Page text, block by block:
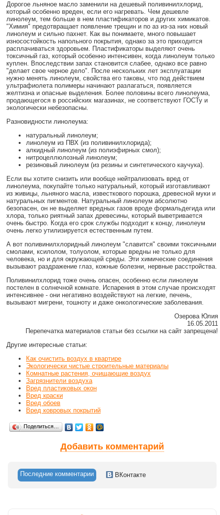
Дорогое льняное масло заменили на дешевый поливинилхлорид,
который особенно вреден, если его нагревать. Чем дешевле
линолеум, тем больше в нем пластификаторов и других химикатов.
"Химия" предотвращает появление трещин и по аз из-за них новый
линолеум и сильно пахнет. Как вы понимаете, много повышает
износостойкость напольного покрытия, однако за это приходится
расплачиваться здоровьем. Пластификаторы выделяют очень
токсичный газ, который особенно интенсивен, когда линолеум только
куплен. Впоследствии запах становится слабее, однако все равно
"делает свое черное дело". После нескольких лет эксплуатации
нужно менять линолеум, свойства его таковы, что под действием
ультрафиолета полимеры начинают разлагаться, появляется
желтизна и опасные выделения. Более половины всего линолеума,
продающегося в российских магазинах, не соответствуют ГОСТу и
экологически небезопасны.
Разновидности линолеума:
натуральный линолеум;
линолеум из ПВХ (из поливинилхлорида);
алкидный линолеум (из полиэфирных смол);
нитроцеллюлозный линолеум;
резиновый линолеум (из резины и синтетического каучука).
Если вы хотите снизить или вообще нейтрализовать вред от
линолеума, покупайте только натуральный, который изготавливают
из живицы, льняного масла, известкового порошка, древесной муки и
натуральных пигментов. Натуральный линолеум абсолютно
безопасен, он не выделяет вредных газов вроде формальдегида или
хлора, только риятный запах древесины, который выветривается
очень быстро. Когда его срок службы подходит к концу, линолеум
очень легко утилизируется естественным путем.
А вот поливинилхлоридный линолеум "славится" своими токсичными
смолами, ксилолом, толуолом, которые вредны не только для
человека, но и для окружающей среды. Эти химические соединения
вызывают раздражение глаз, кожные болезни, нервные расстройства.
Поливинилхлорид тоже очень опасен, особенно если линолеум
постелен в солнечной комнате. Испарения в этом случае происходят
интенсивнее - они негативно воздействуют на легкие, печень,
вызывают мигрени, тошноту и даже онкологические заболевания.
Озерова Юлия
16.05.2011
Перепечатка материалов статьи без ссылки на сайт запрещена!
Другие интересные статьи:
Как очистить воздух в квартире
Экологически чистые строительные материалы
Комнатные растения, очищающие воздух
Загрязнители воздуха
Вред пластиковых окон
Вред краски
Вред обоев
Вред ковровых покрытий
Поделиться…
Добавить комментарий
Последние комментарии ВКонтакте